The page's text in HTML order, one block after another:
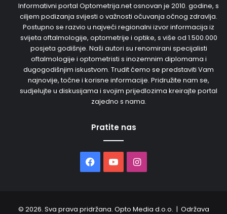
Informativni portal Optometrija.net osnovan je 2010. godine, s
ciljem podizanja svijesti o važnosti očuvanja očnog zdravlja.
Postupno se razvio u najveći regionalni izvor informacija iz
svijeta oftalmologije, optometrije i optike, s više od 1.500.000
posjeta godišnje. Naši autori su renomirani specijalisti
oftalmologije i optometristi s inozemnim diplomama i
dugogodišnjim iskustvom. Trudit ćemo se predstaviti Vam
najnovije, točne i korisne informacije. Pridružite nam se,
sudjelujte u diskusijama i svojim prijedlozima kreirajte portal
zajedno s nama.
Pratite nas
Facebook
YouTubeInstagram
© 2026. Sva prava pridržana. Opto Media d.o.o. | Održava